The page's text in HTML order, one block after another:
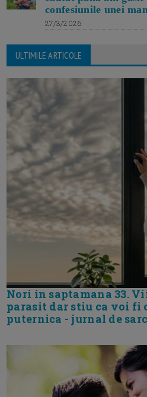
confesiunile unei
27/3/2026
ULTIMILE ARTICOLE
Nori in saptamana 33.
parasit dar stiu ca voi fi
puternica - jurnal de